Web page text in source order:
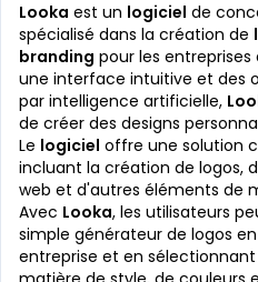
Looka est un logiciel de
spécialisé dans la création de
branding pour les
une interface intuitive et des
par intelligence artificielle,
de créer des designs
Le logiciel offre une solution
incluant la création de logos,
web et d'autres éléments de
Avec Looka, les utilisateurs
simple générateur de logos
entreprise et en